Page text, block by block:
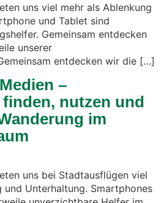
uns viel mehr als Ablenkung
und Tablet sind
Gemeinsam entdecken
unserer
entdecken wir die […]
–
nutzen und
im
uns bei Stadtausflügen viel
und Unterhaltung. Smartphones